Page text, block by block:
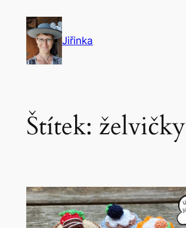
obsah
Jiřinka
Štítek: želvičky